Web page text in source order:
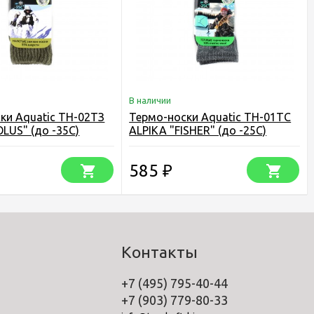
Aquatic ТН-02ТЗ
(до -35С)
В наличии
Термо-носки Aquatic ТН-01ТС
ALPIKA "FISHER" (до -25С)
585₽
Контакты
+7 (495) 795-40-44
+7 (903) 779-80-33